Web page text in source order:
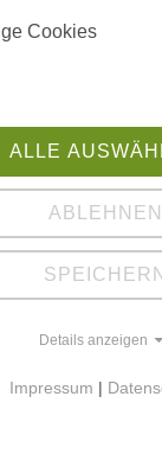
Cookies
ALLE
ABLEHNEN
SPEICHERN
Details anzeigen
Impressum |